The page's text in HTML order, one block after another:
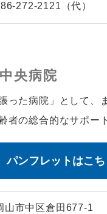
272-2121（代）
央病院
った病院」として、
者の総合的なサポー
パンフレットはこち
山市中区倉田677-1